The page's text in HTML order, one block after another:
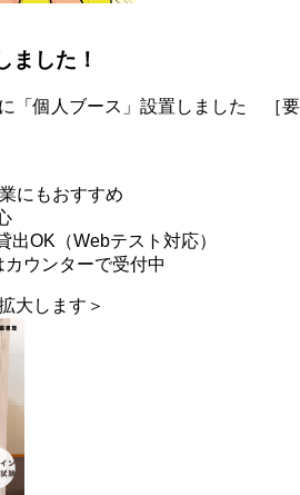
ました！
「個人ブース」設置しました ［要
にもおすすめ
出OK（Webテスト対応）
ウンターで受付中
大します＞